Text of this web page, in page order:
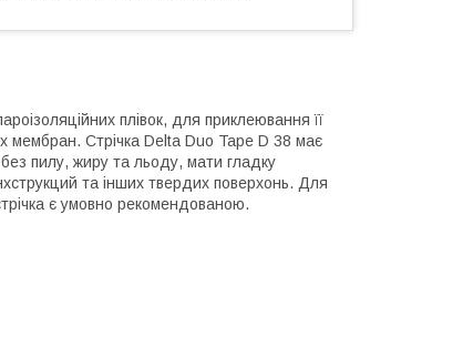
плівок, для приклеювання її
мембран. Стрічка Delta Duo Tape D 38 має
пилу, жиру та льоду, мати гладку
та інших твердих поверхонь. Для
є умовно рекомендованою.